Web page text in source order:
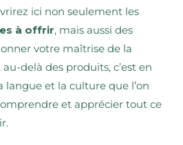
ici non seulement les
à offrir, mais aussi des
votre maîtrise de la
delà des produits, c’est en
langue et la culture que l’on
et apprécier tout ce